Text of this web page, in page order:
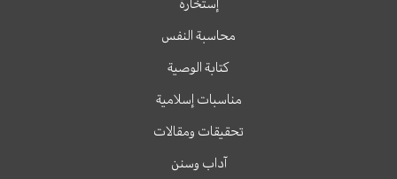
محاسبة النفس
كتابة الوصية
مناسبات إسلامية
تحقيقات ومقالات
آداب وسنن